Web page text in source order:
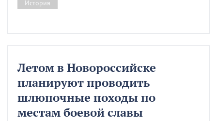
История
Летом в Новороссийске
планируют проводить
шлюпочные походы по
местам боевой славы